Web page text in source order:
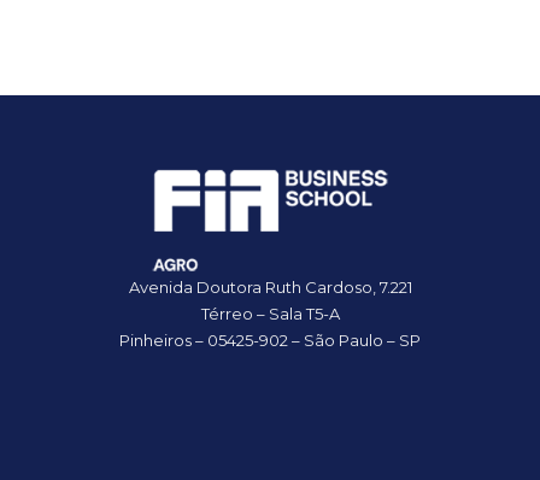
Avenida Doutora Ruth Cardoso, 7.221
Térreo – Sala T5-A
Pinheiros – 05425-902 – São Paulo – SP